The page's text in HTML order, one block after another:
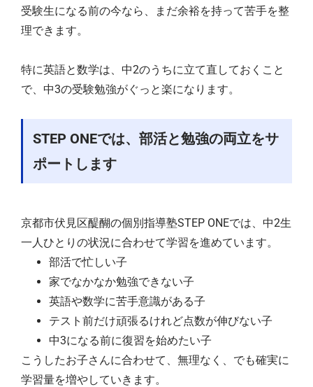
受験生になる前の今なら、まだ余裕を持って苦手を整
理できます。
特に英語と数学は、中2のうちに立て直しておくこと
で、中3の受験勉強がぐっと楽になります。
STEP ONEでは、部活と勉強の両立をサ
ポートします
京都市伏見区醍醐の個別指導塾STEP ONEでは、中2生
一人ひとりの状況に合わせて学習を進めています。
部活で忙しい子
家でなかなか勉強できない子
英語や数学に苦手意識がある子
テスト前だけ頑張るけれど点数が伸びない子
中3になる前に復習を始めたい子
こうしたお子さんに合わせて、無理なく、でも確実に
学習量を増やしていきます。